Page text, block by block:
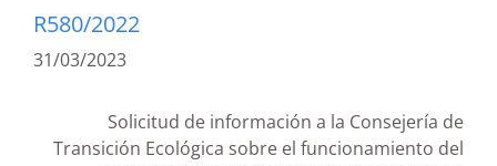
R580/2022
31/03/2023
Solicitud de información a la Consejería de
Transición Ecológica sobre el funcionamiento del